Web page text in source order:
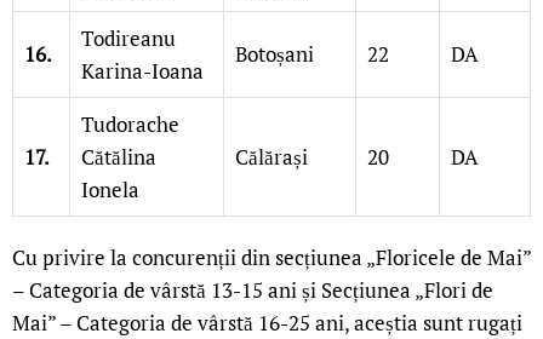
16.
Todireanu
Karina-Ioana
Botoșani 22 DA
17.
Tudorache
Cătălina
Ionela
Călărași 20 DA
Cu privire la concurenții din secțiunea „Floricele de Mai”
– Categoria de vârstă 13-15 ani și Secțiunea „Flori de
Mai” – Categoria de vârstă 16-25 ani, aceștia sunt rugați